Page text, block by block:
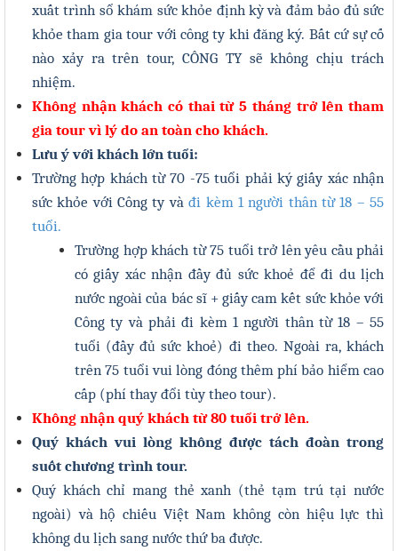
xuất trình sổ khám sức khỏe định kỳ và đảm bảo đủ sức
khỏe tham gia tour với công ty khi đăng ký. Bất cứ sự cố
nào xảy ra trên tour, CÔNG TY sẽ không chịu trách
nhiệm.
Không nhận khách có thai từ 5 tháng trở lên tham
gia tour vì lý do an toàn cho khách.
Lưu ý với khách lớn tuổi:
Trường hợp khách từ 70 -75 tuổi phải ký giấy xác nhận
sức khỏevới Công tyvàđi kèm 1 người thân từ 18 – 55
tuổi.
Trường hợp khách từ75 tuổi trở lênyêu cầu phải
có giấy xác nhận đầy đủ sức khoẻ để đi du lịch
nước ngoài của bác sĩ + giấy cam kết sức khỏe với
Công ty và phảiđi kèm 1 người thân từ 18 – 55
tuổi (đầy đủ sức khoẻ) đi theo. Ngoài ra, khách
trên 75 tuổi vui lòng đóng thêm phí bảo hiểm cao
cấp (phí thay đổi tùy theo tour).
Không nhận quý khách từ 80 tuổi trở lên.
Quý khách vui lòng không được tách đoàn trong
suốt chương trình tour.
Quý khách chỉ mang thẻ xanh (thẻ tạm trú tại nước
ngoài) và hộ chiếu Việt Nam không còn hiệu lực thì
không du lịch sang nước thứ ba được.